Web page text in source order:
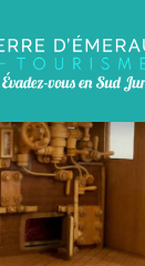
cookies